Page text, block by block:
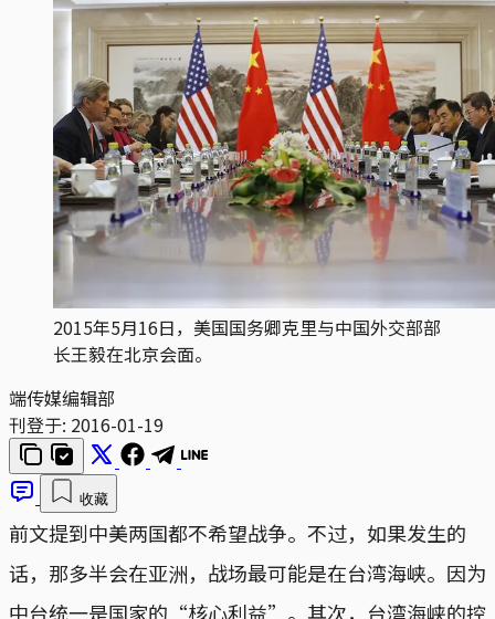
2015年5月16日，美国国务卿克里与中国外交部部
长王毅在北京会面。
端传媒编辑部
刊登于: 2016-01-19
收藏
前文提到中美两国都不希望战争。不过，如果发生的
话，那多半会在亚洲，战场最可能是在台湾海峡。因为
中台统一是国家的“核心利益”。其次，台湾海峡的控